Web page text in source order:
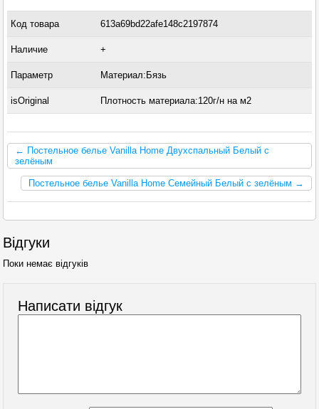
Код товара 613a69bd22afe148c2197874
Наличие +
Параметр Материал:Бязь
isOriginal Плотность материала:120г/н на м2
← Постельное белье Vanilla Home Двухспальный Белый с
зелёным
Постельное белье Vanilla Home Семейный Белый с зелёным →
Відгуки
Поки немає відгуків
Написати відгук